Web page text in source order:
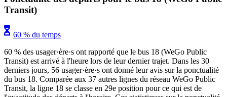
Transit)
60 % du temps
60 % des usager·ère·s ont rapporté que le bus 18 (WeGo Public
Transit) est arrivé à l'heure lors de leur dernier trajet. Dans les 30
derniers jours, 56 usager·ère·s ont donné leur avis sur la ponctualité
du bus 18. Comparée aux 37 autres lignes du réseau WeGo Public
Transit, la ligne 18 se classe en 29e position pour ce qui est de